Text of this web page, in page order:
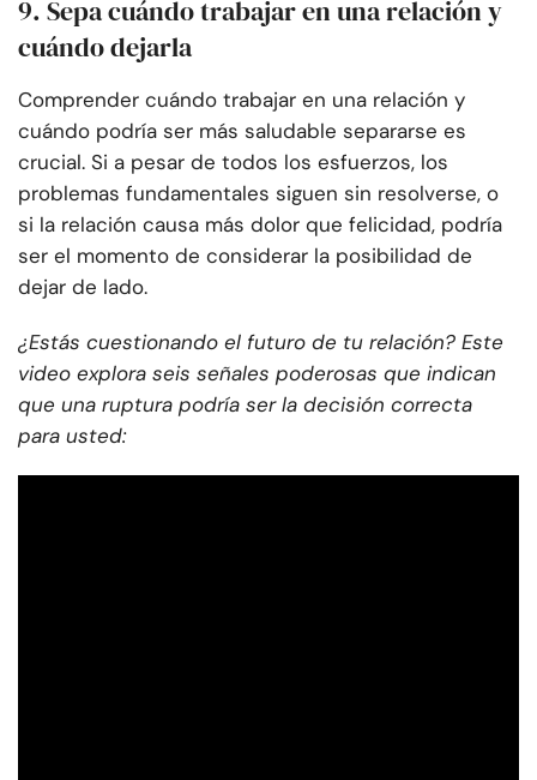
9. Sepa cuándo trabajar en una relación y
cuándo dejarla
Comprender cuándo trabajar en una relación y
cuándo podría ser más saludable separarse es
crucial. Si a pesar de todos los esfuerzos, los
problemas fundamentales siguen sin resolverse, o
si la relación causa más dolor que felicidad, podría
ser el momento de considerar la posibilidad de
dejar de lado.
¿Estás cuestionando el futuro de tu relación? Este
video explora seis señales poderosas que indican
que una ruptura podría ser la decisión correcta
para usted: